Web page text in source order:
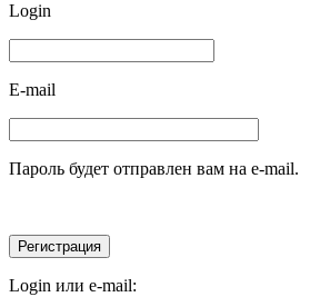
Login
E-mail
Пароль будет отправлен вам на e-mail.
Login или e-mail: